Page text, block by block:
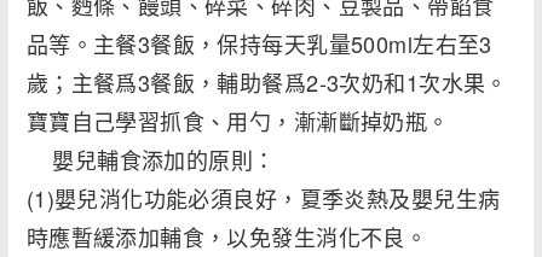
品等。主餐3餐飯，保持每天乳量500ml左右至3
歲；主餐爲3餐飯，輔助餐爲2-3次奶和1次水果。
寶寶自己學習抓食、用勺，漸漸斷掉奶瓶。
嬰兒輔食添加的原則：
(1)嬰兒消化功能必須良好，夏季炎熱及嬰兒生病
時應暫緩添加輔食，以免發生消化不良。